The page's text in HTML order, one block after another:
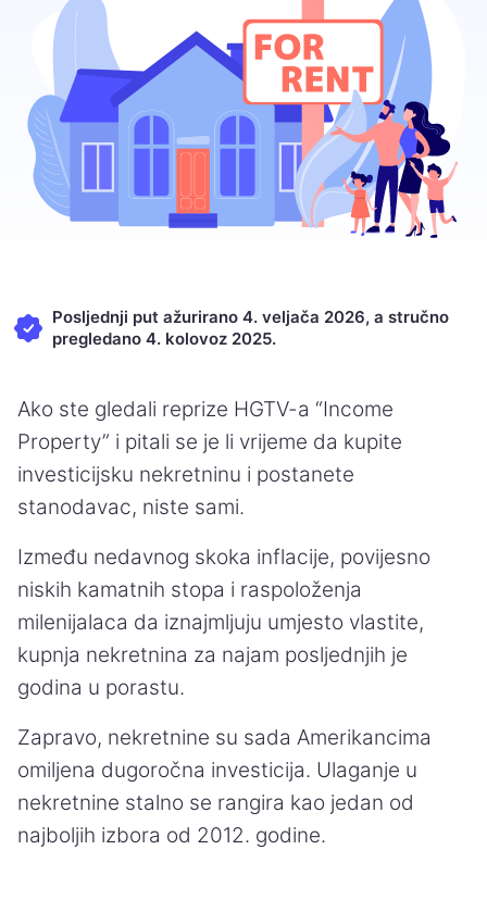
Posljednji put ažurirano 4. veljača 2026, a stručno
pregledano 4. kolovoz 2025.
Ako ste gledali reprize HGTV-a “Income
Property” i pitali se je li vrijeme da kupite
investicijsku nekretninu i postanete
stanodavac, niste sami.
Između nedavnog skoka inflacije, povijesno
niskih kamatnih stopa i raspoloženja
milenijalaca da iznajmljuju umjesto vlastite,
kupnja nekretnina za najam posljednjih je
godina u porastu.
Zapravo, nekretnine su sada Amerikancima
omiljena dugoročna investicija. Ulaganje u
nekretnine stalno se rangira kao jedan od
najboljih izbora od 2012. godine.